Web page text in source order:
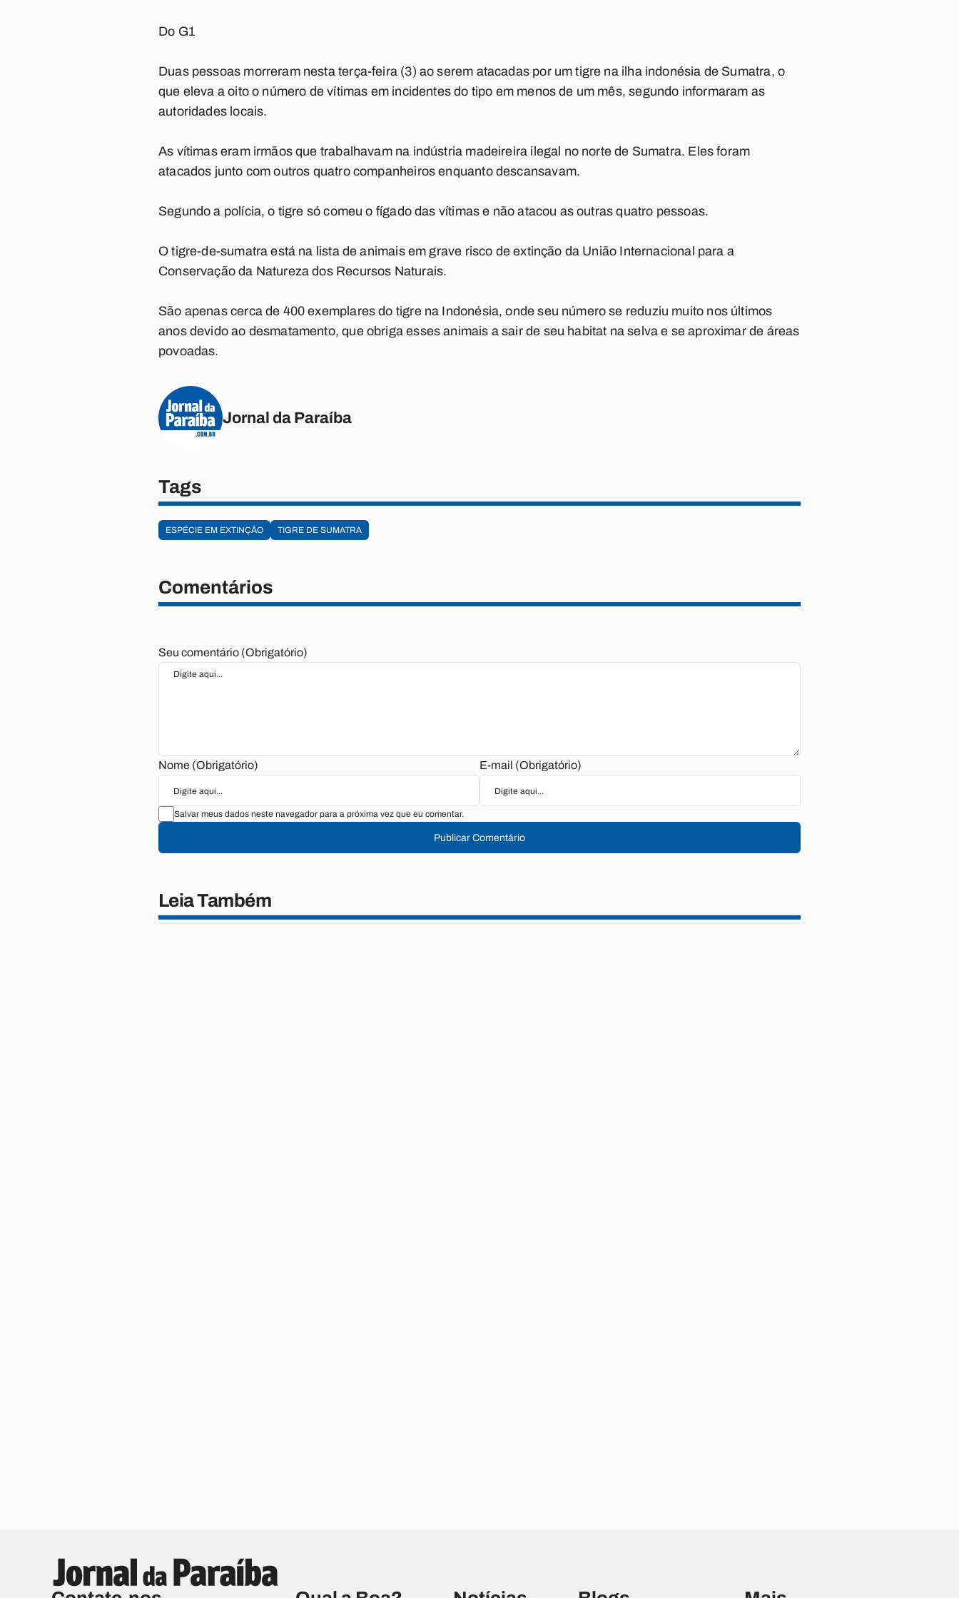
Do G1
Duas pessoas morreram nesta terça-feira (3) ao serem atacadas por um tigre na ilha indonésia de Sumatra, o
que eleva a oito o número de vítimas em incidentes do tipo em menos de um mês, segundo informaram as
autoridades locais.
As vítimas eram irmãos que trabalhavam na indústria madeireira ilegal no norte de Sumatra. Eles foram
atacados junto com outros quatro companheiros enquanto descansavam.
Segundo a polícia, o tigre só comeu o fígado das vítimas e não atacou as outras quatro pessoas.
O tigre-de-sumatra está na lista de animais em grave risco de extinção da União Internacional para a
Conservação da Natureza dos Recursos Naturais.
São apenas cerca de 400 exemplares do tigre na Indonésia, onde seu número se reduziu muito nos últimos
anos devido ao desmatamento, que obriga esses animais a sair de seu habitat na selva e se aproximar de áreas
povoadas.
Jornal da Paraíba
Tags
ESPÉCIE EM EXTINÇÃO TIGRE DE SUMATRA
Comentários
Seu comentário (Obrigatório)
Nome (Obrigatório) E-mail (Obrigatório)
Salvar meus dados neste navegador para a próxima vez que eu comentar.
Publicar Comentário
Leia Também